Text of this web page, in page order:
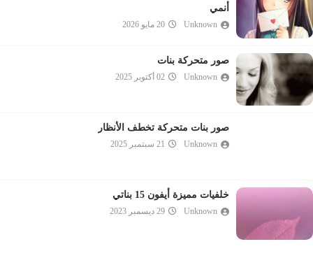
أنمي
Unknown 20 مايو 2026
صور متحركة بنات
Unknown 02 أكتوبر 2025
صور بنات متحركة تخطف الأنظار
Unknown 21 سبتمبر 2025
خلفيات مميزة أيفون 15 بناتي
Unknown 29 ديسمبر 2023